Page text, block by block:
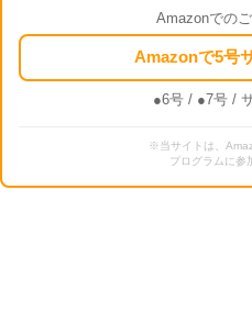
Amazonでの
Amazonで5号
●6号/ ●7号/
※当サイトは、
プログラムに参